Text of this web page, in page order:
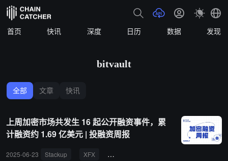
首页 快讯 深度 日历 数据 发现
bitvault
全部 文章 快讯
上周加密市场共发生 16 起公开融资事件，累
计融资约 1.69 亿美元 | 投融资周报
2025-06-23 Stackup XFX The Blockchain Group